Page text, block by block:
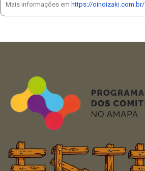
Mais informações em https://oinoizaki.com.br/